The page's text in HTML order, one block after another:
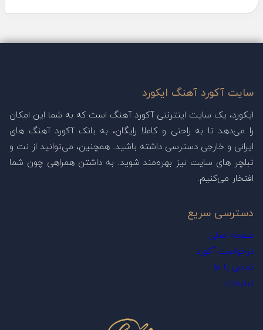
سایت آکورد آهنگ ایکورد
ایکورد، یک سایت اینترنتی آکورد آهنگ است که به شما این امکان
را می‌دهد تا به راحتی و کاملا رایگان، به بانک آکورد آهنگ های
ایرانی و خارجی دسترسی داشته باشید. همچنین، می‌توانید از نت و
تبلچر های سایت نیز بهره‌مند شوید. به داشتن همراهی چون شما
افتخار می‌کنیم.
دسترسی سریع
صفحه اصلی
درخواست آکورد
تماس با ما
تبلیغات